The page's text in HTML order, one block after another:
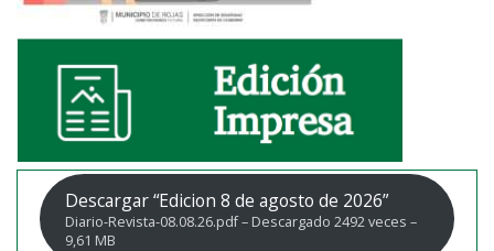
Descargar “Edicion 8 de agosto de 2026”
Diario-Revista-08.08.26.pdf – Descargado 2492 veces –
9,61 MB